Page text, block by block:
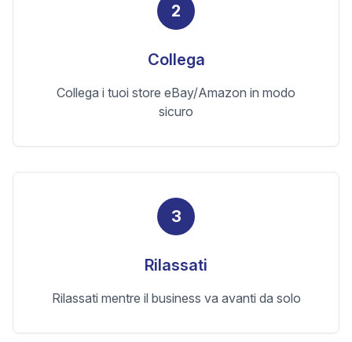
2
Collega
Collega i tuoi store eBay/Amazon in modo
sicuro
3
Rilassati
Rilassati mentre il business va avanti da solo